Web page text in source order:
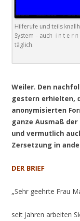
Hilferufe und teils
System – auch i n t e r
täglich.
Weiler. Den
gestern erhielten,
anonymisierten
ganze Ausmaß
und vermutlich
Zersetzung in
DER BRIEF
„Sehr geehrte Frau
seit Jahren arbeiten